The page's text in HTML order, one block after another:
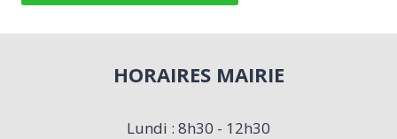
HORAIRES MAIRIE
Lundi : 8h30 - 12h30